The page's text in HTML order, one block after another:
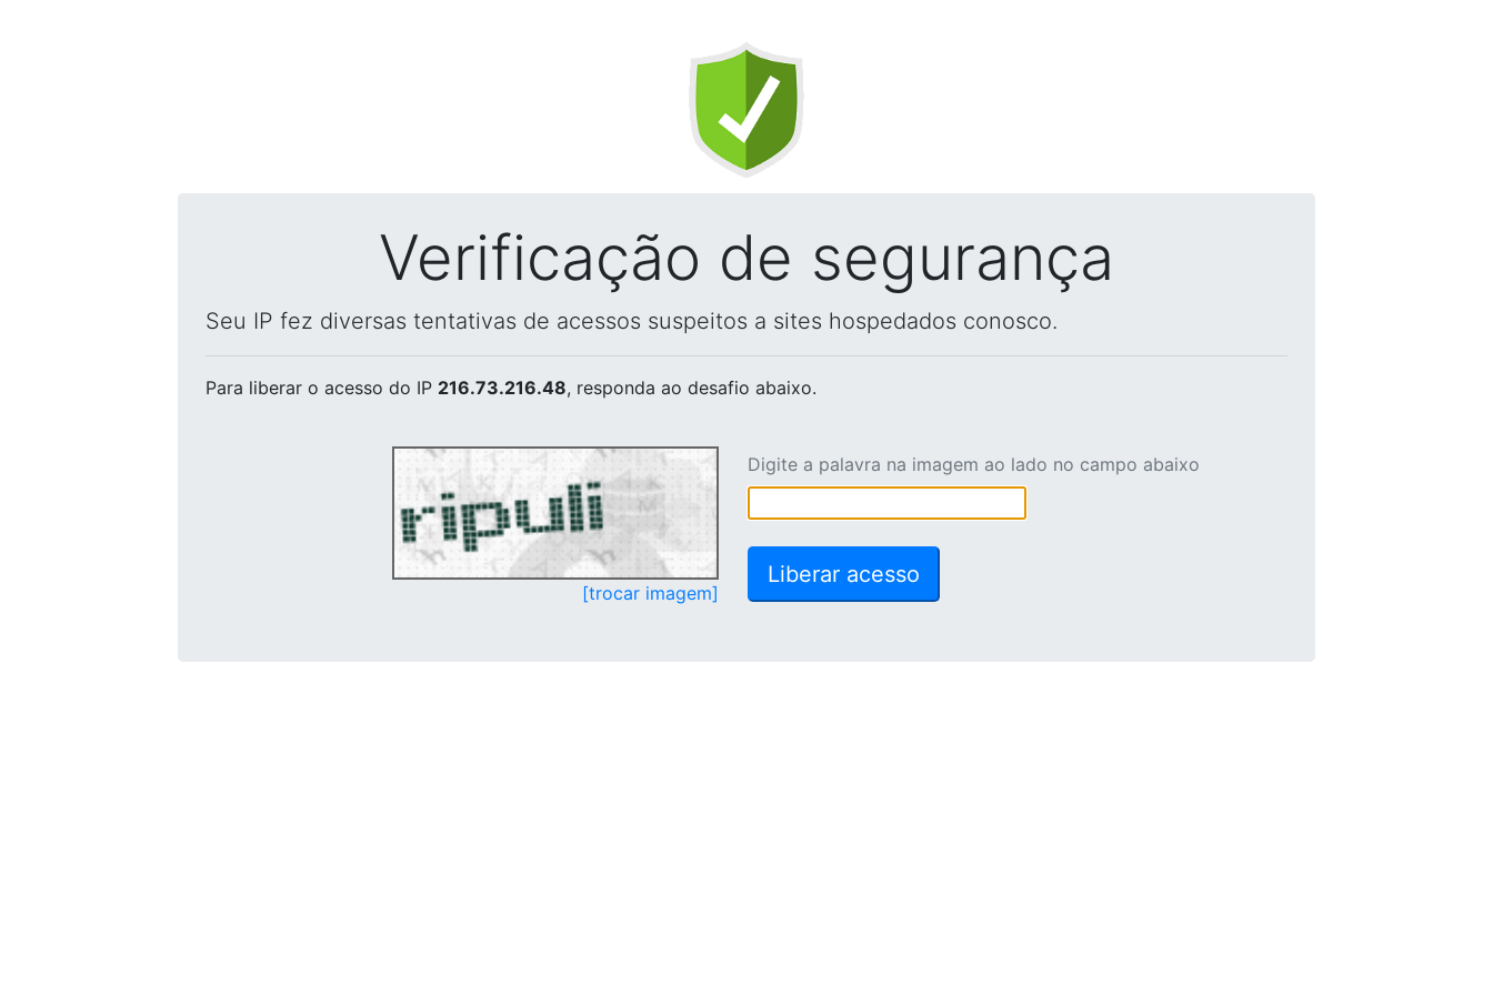
Verificação de segurança
Seu IP fez diversas tentativas de acessos suspeitos a sites hospedados conosco.
Para liberar o acesso do IP 216.73.216.48, responda ao desafio abaixo.
[trocar imagem]
Digite a palavra na imagem ao lado no campo abaixo